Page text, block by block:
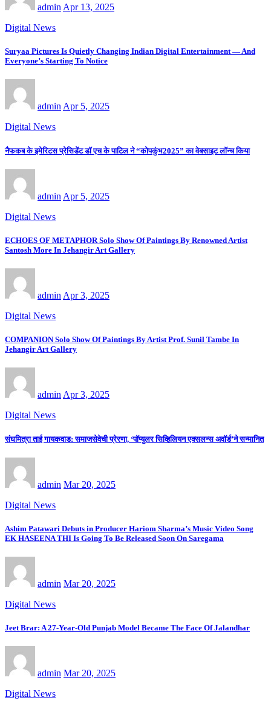
admin Apr 13, 2025
Digital News
Suryaa Pictures Is Quietly Changing Indian Digital Entertainment — And
Everyone’s Starting To Notice
admin Apr 5, 2025
Digital News
नैफकब के इमेरिटस प्रेसिडेंट डॉ एच के पाटिल ने “कोपकुंभ2025” का वेबसाइट लॉन्च किया
admin Apr 5, 2025
Digital News
ECHOES OF METAPHOR Solo Show Of Paintings By Renowned Artist
Santosh More In Jehangir Art Gallery
admin Apr 3, 2025
Digital News
COMPANION Solo Show Of Paintings By Artist Prof. Sunil Tambe In
Jehangir Art Gallery
admin Apr 3, 2025
Digital News
संघमित्रा ताई गायकवाड: समाजसेवेची प्रेरणा, ‘पॉप्युलर सिव्हिलियन एक्सलन्स अवॉर्ड’ने सन्मानित
admin Mar 20, 2025
Digital News
Ashim Patawari Debuts in Producer Hariom Sharma’s Music Video Song
EK HASEENA THI Is Going To Be Released Soon On Saregama
admin Mar 20, 2025
Digital News
Jeet Brar: A 27-Year-Old Punjab Model Became The Face Of Jalandhar
admin Mar 20, 2025
Digital News